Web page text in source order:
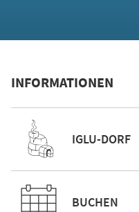
INFORMATIONEN
IGLU-DORF
BUCHEN